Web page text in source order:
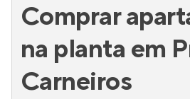
Comprar
na planta em
Carneiros